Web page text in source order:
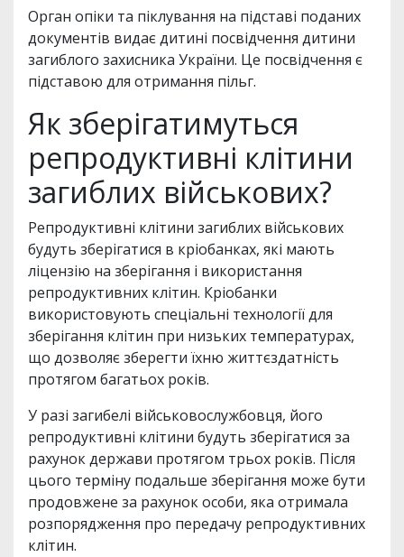
Орган опіки та піклування на підставі поданих
документів видає дитині посвідчення дитини
загиблого захисника України. Це посвідчення є
підставою для отримання пільг.
Як зберігатимуться
репродуктивні клітини
загиблих військових?
Репродуктивні клітини загиблих військових
будуть зберігатися в кріобанках, які мають
ліцензію на зберігання і використання
репродуктивних клітин. Кріобанки
використовують спеціальні технології для
зберігання клітин при низьких температурах,
що дозволяє зберегти їхню життєздатність
протягом багатьох років.
У разі загибелі військовослужбовця, його
репродуктивні клітини будуть зберігатися за
рахунок держави протягом трьох років. Після
цього терміну подальше зберігання може бути
продовжене за рахунок особи, яка отримала
розпорядження про передачу репродуктивних
клітин.